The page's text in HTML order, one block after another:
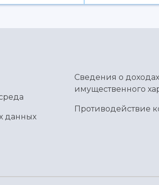
данных
Сведения о
имущественного
Противодействие